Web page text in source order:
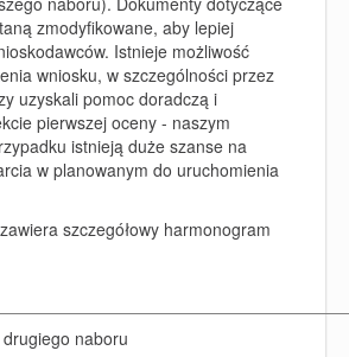
zmodyfikowane, aby lepiej
Istnieje możliwość
wniosku, w szczególności przez
uzyskali pomoc doradczą i
pierwszej oceny - naszym
istnieją duże szanse na
w planowanym do uruchomienia
szczegółowy harmonogram
drugiego naboru